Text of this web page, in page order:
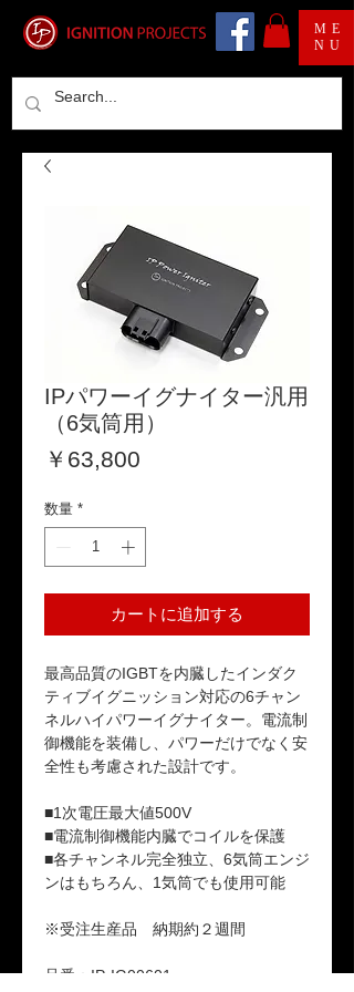
ME
NU
IPパワーイグナイター汎用
（6気筒用）
￥63,800
数量 *
カートに追加する
最高品質のIGBTを内臓したインダク
ティブイグニッション対応の6チャン
ネルハイパワーイグナイター。電流制
御機能を装備し、パワーだけでなく安
全性も考慮された設計です。
■1次電圧最大値500V
■電流制御機能内臓でコイルを保護
■各チャンネル完全独立、6気筒エンジ
ンはもちろん、1気筒でも使用可能
※受注生産品 納期約２週間
品番：IP-IG00601